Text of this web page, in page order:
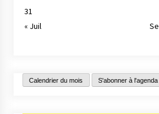
31
« Juil
Calendrier du mois S'abonner à l'agenda